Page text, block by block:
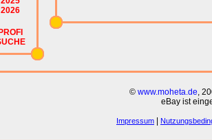
2026
PROFI
© www.moheta.de,
eBay ist
Impressum